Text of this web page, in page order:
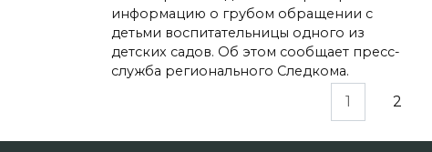
информацию о грубом обращении с
детьми воспитательницы одного из
детских садов. Об этом сообщает пресс-
служба регионального Следкома.
1 2